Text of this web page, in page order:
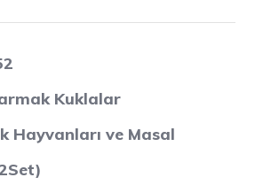
Kuklalar
Hayvanları ve Masal